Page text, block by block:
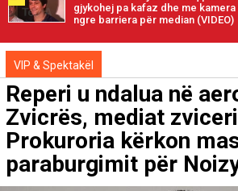
gjykohej pa kafaz dhe me kamera
ngre barriera për median (VIDEO)
VIP & Spektakël
Reperi u ndalua në
Zvicrës, mediat
Prokuroria kërkon
paraburgimit për